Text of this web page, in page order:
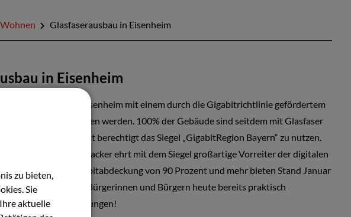
Glasfaserausbau in Eisenheim
in Eisenheim
Glasfaserausbau in Eisenheim mit einem durch die Gigabitrichtlinie gefördertem
Telekom abgeschlossen werden. 100% der Gebäude sind seitdem mit Glasfaser
Eisenheim ist damit berechtigt das Siegel „GigabitRegion Bayern“ zu nutzen.
Albert Füracker ehrt mit dem Siegel großartige Vorreiter der digitalen
Mit einer Gigabitabdeckung von 90 Prozent und mehr bieten Stand Januar
ihren Bürgerinnen und Bürgern heute bereits praktisch
Zukunftsbedingungen!
zu bieten,
Sie
aktuelle